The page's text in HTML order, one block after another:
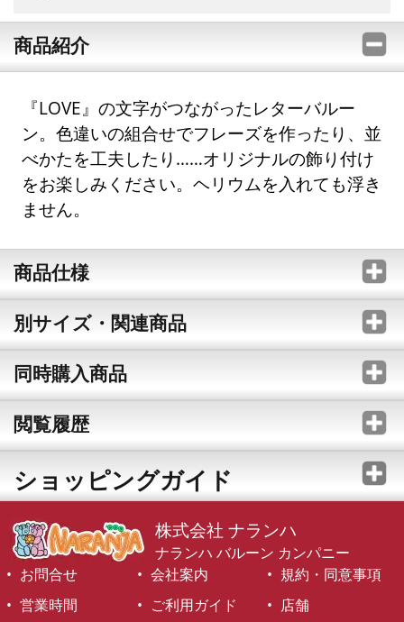
商品紹介
『LOVE』の文字がつながったレターバルー
ン。色違いの組合せでフレーズを作ったり、並
べかたを工夫したり……オリジナルの飾り付け
をお楽しみください。ヘリウムを入れても浮き
ません。
商品仕様
別サイズ・関連商品
同時購入商品
閲覧履歴
ショッピングガイド
株式会社 ナランハ
ナランハ バルーン カンパニー
お問合せ
会社案内
規約・同意事項
営業時間
ご利用ガイド 店舗